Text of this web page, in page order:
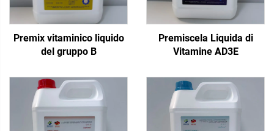
Premix vitaminico liquido
del gruppo B
Premiscela Liquida di
Vitamine AD3E